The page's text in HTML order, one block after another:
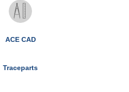
ACE CAD
Traceparts